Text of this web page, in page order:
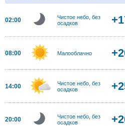
02:00
Чистое небо, без
осадков
08:00 Малооблачно
14:00
Чистое небо, без
осадков
20:00
Чистое небо, без
осадков